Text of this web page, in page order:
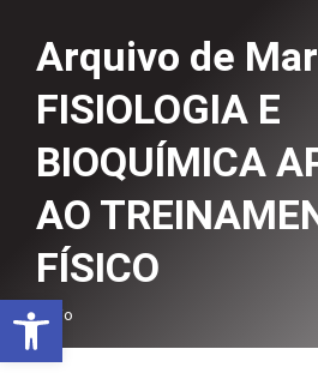
Arquivo de
FISIOLOGIA E
BIOQUÍMICA
AO
FÍSICO
Você está aqui:
Início
Abrir a barra de